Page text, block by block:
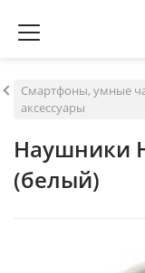
Смартфоны, умные
аксессуары
Наушники
(белый)